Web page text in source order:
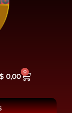
0,00
0